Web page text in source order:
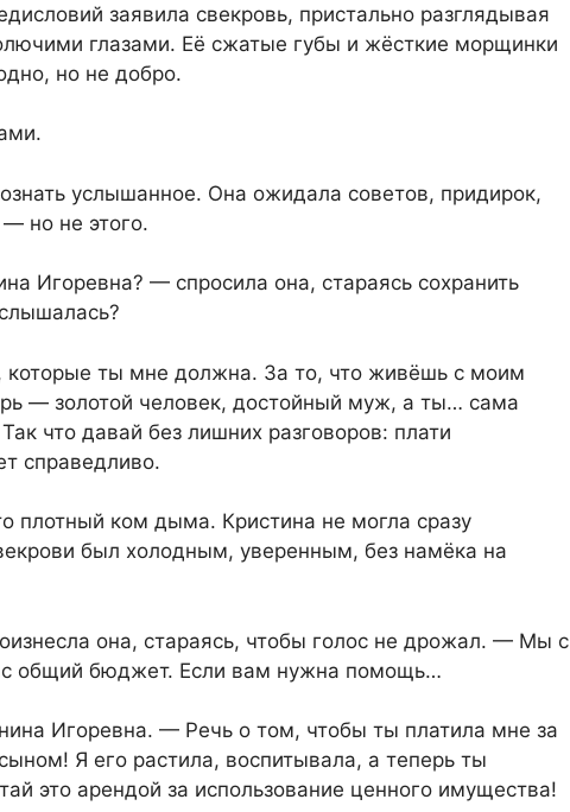
заявила свекровь, пристально разглядывая
глазами. Её сжатые губы и жёсткие морщинки
но не добро.
услышанное. Она ожидала советов, придирок,
но не этого.
Игоревна? — спросила она, стараясь сохранить
ты мне должна. За то, что живёшь с моим
— золотой человек, достойный муж, а ты… сама
что давай без лишних разговоров: плати
справедливо.
плотный ком дыма. Кристина не могла сразу
был холодным, уверенным, без намёка на
она, стараясь, чтобы голос не дрожал. — Мы с
общий бюджет. Если вам нужна помощь…
Игоревна. — Речь о том, чтобы ты платила мне за
Я его растила, воспитывала, а теперь ты
это арендой за использование ценного имущества!